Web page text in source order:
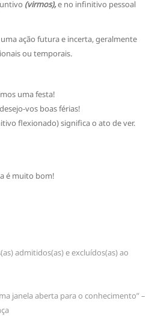
(virmos),e no infinitivo pessoal
ação futura e incerta, geralmente
ou temporais.
uma festa!
vos boas férias!
flexionado) significa o ato de ver.
é muito bom!
admitidos(as) e excluídos(as) ao
janela aberta para o conhecimento” –